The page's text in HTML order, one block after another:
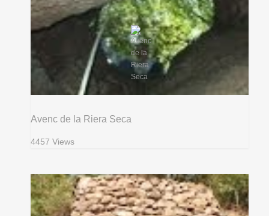
Avenc de la Riera Seca
4457 Views